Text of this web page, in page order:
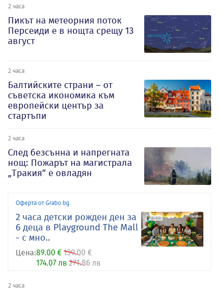
2 часа
Пикът на метеорния поток
Персеиди е в нощта срещу 13
август
2 часа
Балтийските страни – от
съветска икономика към
европейски център за
стартъпи
2 часа
След безсънна и напрегната
нощ: Пожарът на магистрала
„Тракия“ е овладян
Оферта от Grabo.bg
2 часа детски рожден ден за
6 деца в Playground The Mall
- с мно..
Цена:89.00 € 139.00 €
174.07 лв 271.86 лв
2 часа